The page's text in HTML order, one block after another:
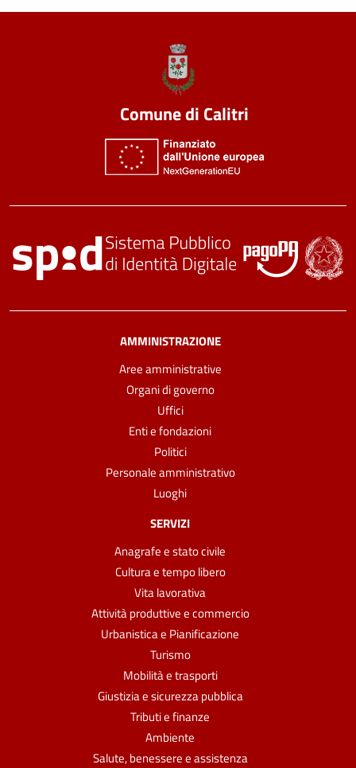
Comune di Calitri
AMMINISTRAZIONE
Aree amministrative
Organi di governo
Uffici
Enti e fondazioni
Politici
Personale amministrativo
Luoghi
SERVIZI
Anagrafe e stato civile
Cultura e tempo libero
Vita lavorativa
Attività produttive e commercio
Urbanistica e Pianificazione
Turismo
Mobilità e trasporti
Giustizia e sicurezza pubblica
Tributi e finanze
Ambiente
Salute, benessere e assistenza